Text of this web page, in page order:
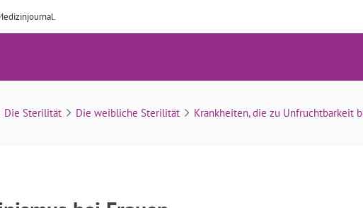
Folgen von Vaginismus bei Frauen
0
Die Sterilität Die weibliche Sterilität Krankheiten, die zu Unfruchtbarkeit